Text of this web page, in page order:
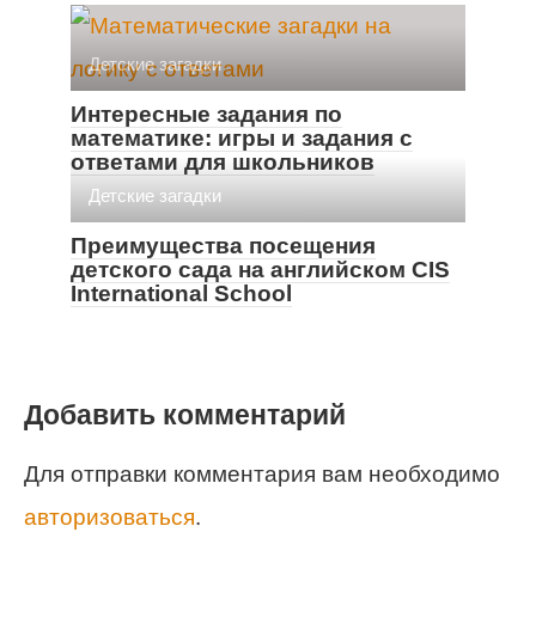
Детские загадки
Интересные задания по
математике: игры и задания с
ответами для школьников
Детские загадки
Преимущества посещения
детского сада на английском CIS
International School
Добавить комментарий
Для отправки комментария вам необходимо
авторизоваться.